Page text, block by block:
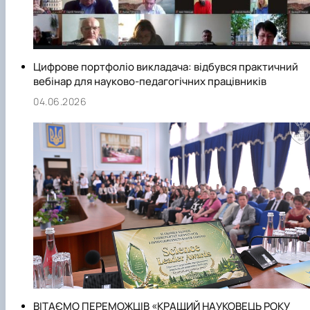
Цифрове портфоліо викладача: відбувся практичний
вебінар для науково-педагогічних працівників
04.06.2026
ВІТАЄМО ПЕРЕМОЖЦІВ «КРАЩИЙ НАУКОВЕЦЬ РОКУ